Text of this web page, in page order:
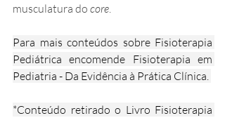
musculatura do core
Para mais conteúdos sobre Fisioterapia
Pediátrica encomende Fisioterapia em
Pediatria - Da Evidência à Prática Clínica.
*Conteúdo retirado o Livro Fisioterapia